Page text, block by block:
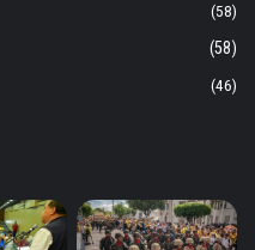
(58)
(58)
(46)